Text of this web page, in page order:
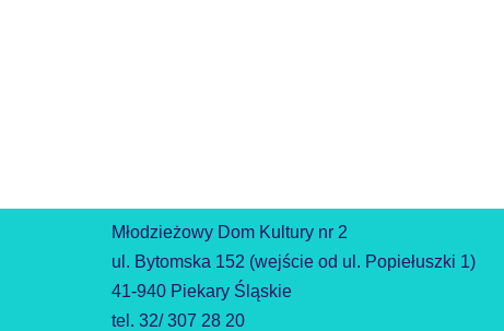
Młodzieżowy Dom Kultury nr 2
ul. Bytomska 152 (wejście od ul. Popiełuszki 1)
41-940 Piekary Śląskie
tel. 32/ 307 28 20